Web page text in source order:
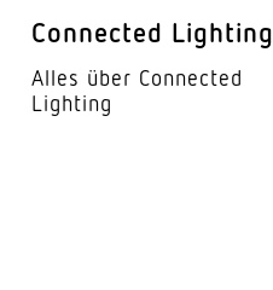
7 x 7 m (49 m²)
4 x 4 m (16 m²)
13
Connected Lighting
Alles über Connected
Lighting